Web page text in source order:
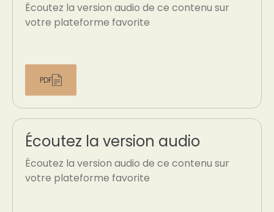
Écoutez la version audio de ce contenu sur
votre plateforme favorite
PDF
Écoutez la version audio
Écoutez la version audio de ce contenu sur
votre plateforme favorite